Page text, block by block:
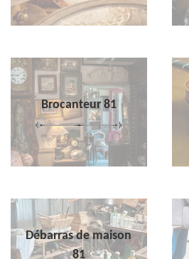
Brocanteur 81
Débarras de maison
81